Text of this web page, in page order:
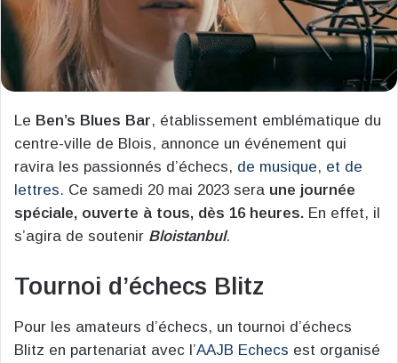
Le Ben’s Blues Bar, établissement emblématique du
centre-ville de Blois, annonce un événement qui
ravira les passionnés d’échecs, de musique, et de
lettres. Ce samedi 20 mai 2023 sera une journée
spéciale, ouverte à tous, dès 16 heures. En effet, il
s’agira de soutenir Bloistanbul.
Tournoi d’échecs Blitz
Pour les amateurs d’échecs, un tournoi d’échecs
Blitz en partenariat avec l’AAJB Echecs est organisé